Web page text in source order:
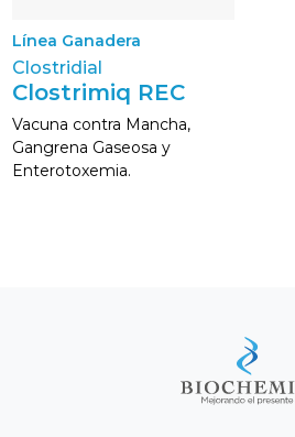
Línea Ganadera
Clostridial
Clostrimiq REC
Vacuna contra Mancha,
Gangrena Gaseosa y
Enterotoxemia.